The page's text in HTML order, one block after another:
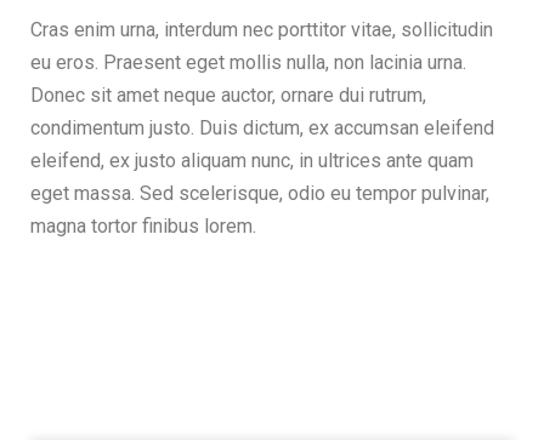
Cras enim urna, interdum nec porttitor vitae, sollicitudin
eu eros. Praesent eget mollis nulla, non lacinia urna.
Donec sit amet neque auctor, ornare dui rutrum,
condimentum justo. Duis dictum, ex accumsan eleifend
eleifend, ex justo aliquam nunc, in ultrices ante quam
eget massa. Sed scelerisque, odio eu tempor pulvinar,
magna tortor finibus lorem.